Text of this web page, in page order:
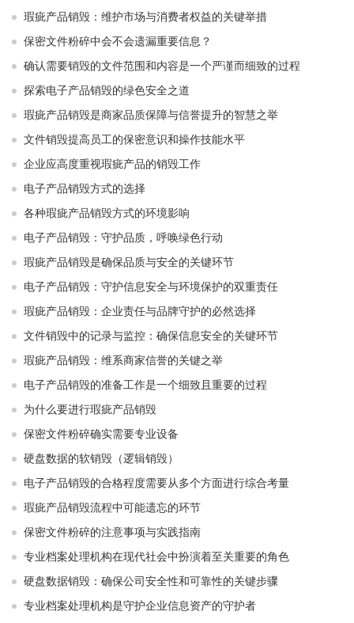
瑕疵产品销毁：维护市场与消费者权益的关键举措​ ​
保密文件粉碎中会不会遗漏重要信息？
确认需要销毁的文件范围和内容是一个严谨而细致的过程
探索电子产品销毁的绿色安全之道
瑕疵产品销毁是商家品质保障与信誉提升的智慧之举
文件销毁提高员工的保密意识和操作技能水平
企业应高度重视瑕疵产品的销毁工作
电子产品销毁方式的选择
各种瑕疵产品销毁方式的环境影响
电子产品销毁：守护品质，呼唤绿色行动
瑕疵产品销毁是确保品质与安全的关键环节
电子产品销毁：守护信息安全与环境保护的双重责任
瑕疵产品销毁：企业责任与品牌守护的必然选择
文件销毁中的记录与监控：确保信息安全的关键环节
瑕疵产品销毁：维系商家信誉的关键之举
电子产品销毁的准备工作是一个细致且重要的过程
为什么要进行瑕疵产品销毁
保密文件粉碎确实需要专业设备
硬盘数据的软销毁（逻辑销毁）
电子产品销毁的合格程度需要从多个方面进行综合考量
瑕疵产品销毁流程中可能遗忘的环节
保密文件粉碎的注意事项与实践指南
专业档案处理机构在现代社会中扮演着至关重要的角色
硬盘数据销毁：确保公司安全性和可靠性的关键步骤
专业档案处理机构是守护企业信息资产的守护者